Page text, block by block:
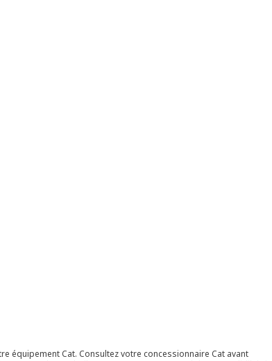
équipement Cat. Consultez votre concessionnaire Cat avant